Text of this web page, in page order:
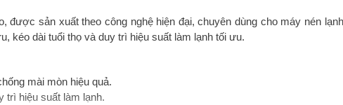
được sản xuất theo công nghệ hiện đại, chuyên dùng cho máy nén
kéo dài tuổi thọ và duy trì hiệu suất làm lạnh tối ưu.
mài mòn hiệu quả.
trì hiệu suất làm lạnh.